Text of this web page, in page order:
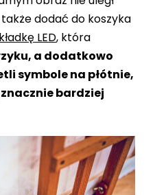
także dodać do koszyka
LED, która
a dodatkowo
symbole na płótnie,
bardziej